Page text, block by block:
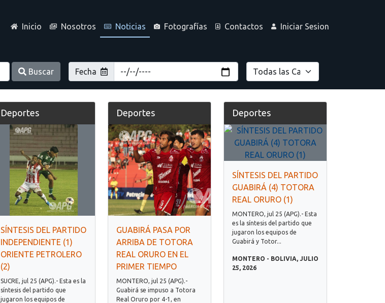
Inicio Nosotros Noticias Fotografías Contactos Iniciar Sesion
Buscar Fecha
Deportes
SÍNTESIS DEL PARTIDO
INDEPENDIENTE (1)
ORIENTE PETROLERO
(2)
SUCRE, jul 25 (APG).- Esta es la
síntesis del partido que
jugaron los equipos de
Deportes
GUABIRÁ PASA POR
ARRIBA DE TOTORA
REAL ORURO EN EL
PRIMER TIEMPO
MONTERO, jul 25 (APG).-
Guabirá se impuso a Totora
Real Oruro por 4-1, en
Deportes
SÍNTESIS DEL PARTIDO
GUABIRÁ (4) TOTORA
REAL ORURO (1)
MONTERO, jul 25 (APG).- Esta
es la síntesis del partido que
jugaron los equipos de
Guabirá y Totor...
MONTERO - BOLIVIA, JULIO
25, 2026